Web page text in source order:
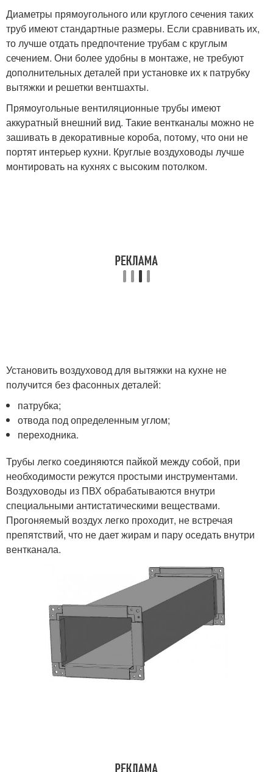
Диаметры прямоугольного или круглого сечения таких
труб имеют стандартные размеры. Если сравнивать их,
то лучше отдать предпочтение трубам с круглым
сечением. Они более удобны в монтаже, не требуют
дополнительных деталей при установке их к патрубку
вытяжки и решетки вентшахты.
Прямоугольные вентиляционные трубы имеют
аккуратный внешний вид. Такие вентканалы можно не
зашивать в декоративные короба, потому, что они не
портят интерьер кухни. Круглые воздуховоды лучше
монтировать на кухнях с высоким потолком.
Установить воздуховод для вытяжки на кухне не
получится без фасонных деталей:
патрубка;
отвода под определенным углом;
переходника.
Трубы легко соединяются пайкой между собой, при
необходимости режутся простыми инструментами.
Воздуховоды из ПВХ обрабатываются внутри
специальными антистатическими веществами.
Прогоняемый воздух легко проходит, не встречая
препятствий, что не дает жирам и пару оседать внутри
вентканала.